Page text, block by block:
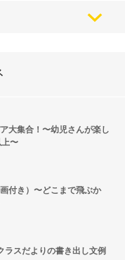
大集合！〜幼児さんが楽し
〜
付き）〜どこまで飛ぶか
ラスだよりの書き出し文例